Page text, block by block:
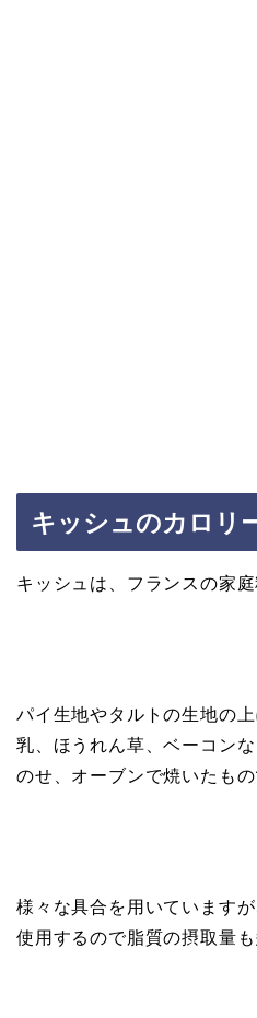
キッシュのカロリ
キッシュは、フランスの家庭
パイ生地やタルトの生地の
乳、ほうれん草、ベーコン
のせ、オーブンで焼いたもの
様々な具合を用いています
使用するので脂質の摂取量も